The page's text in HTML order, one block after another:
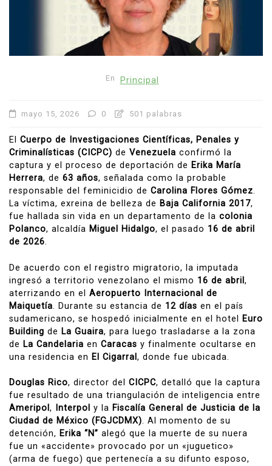
En Principal
mayo 15, 2026 0 501 palabras
El Cuerpo de Investigaciones Científicas, Penales y
Criminalísticas (CICPC) de Venezuela confirmó la
captura y el proceso de deportación de Erika María
Herrera, de 63 años, señalada como la probable
responsable del feminicidio de Carolina Flores Gómez.
La víctima, exreina de belleza de Baja California 2017,
fue hallada sin vida en un departamento de la colonia
Polanco, alcaldía Miguel Hidalgo, el pasado 16 de abril
de 2026.
De acuerdo con el registro migratorio, la imputada
ingresó a territorio venezolano el mismo 16 de abril ,
aterrizando en el Aeropuerto Internacional de
Maiquetía. Durante su estancia de 12 días en el país
sudamericano, se hospedó inicialmente en el hotel
Euro
Building de La Guaira, para luego trasladarse a la zona
de La Candelaria en Caracas y finalmente ocultarse en
una residencia en El Cigarral , donde fue ubicada.
Douglas Rico, director del CICPC, detalló que la captura
fue resultado de una triangulación de inteligencia entre
Ameripol , Interpol y la Fiscalía General de Justicia de la
Ciudad de México (FGJCDMX). Al momento de su
detención, Erika “N” alegó que la muerte de su nuera
fue un «accidente» provocado por un «juguetico»
(arma de fuego) que pertenecía a su difunto esposo,